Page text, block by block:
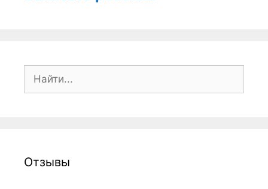
Отзывы